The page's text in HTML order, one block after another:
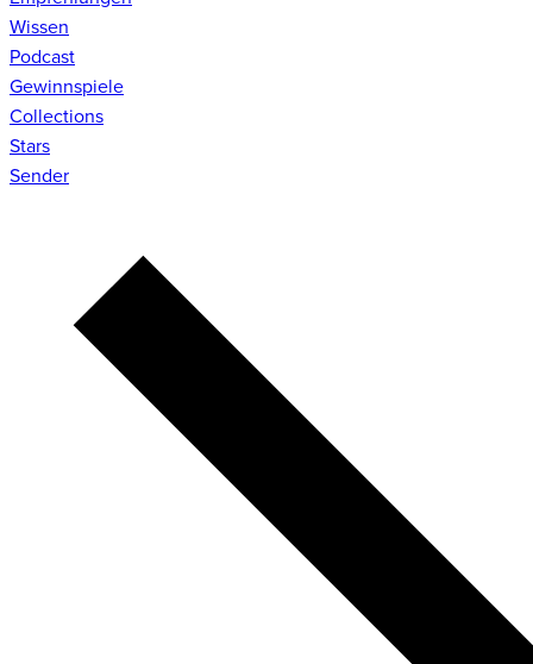
Wissen
Podcast
Gewinnspiele
Collections
Stars
Sender